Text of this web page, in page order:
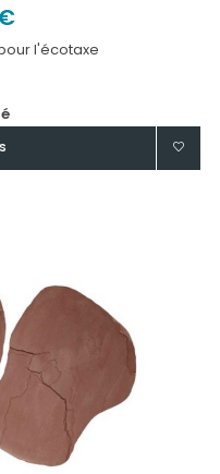
l'écotaxe